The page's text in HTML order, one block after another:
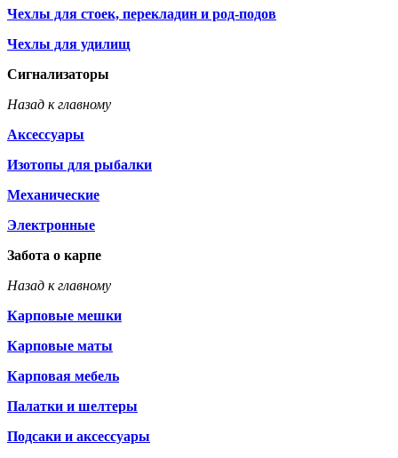
Чехлы для стоек, перекладин и род-подов
Чехлы для удилищ
Сигнализаторы
Назад к главному
Аксессуары
Изотопы для рыбалки
Механические
Электронные
Забота о карпе
Назад к главному
Карповые мешки
Карповые маты
Карповая мебель
Палатки и шелтеры
Подсаки и аксессуары